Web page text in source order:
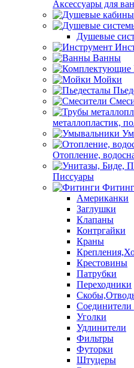
Аксессуары для
Душевые
Ванны
Мойки
металлопластик,
Отопление,
Писсуары
Американки
Заглушки
Клапаны
Контргайки
Краны
Крестовины
Патрубки
Переходники
Уголки
Удлинители
Фильтры
Футорки
Штуцеры